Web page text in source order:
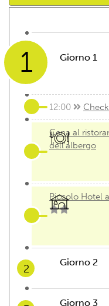
1 Giorno 1
12:00
Cena al
dell'albergo
Piccolo Hotel
2
Giorno 2
Colazione
Giorno 3